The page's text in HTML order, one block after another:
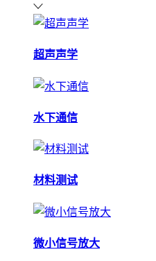
超声声学
水下通信
材料测试
微小信号放大